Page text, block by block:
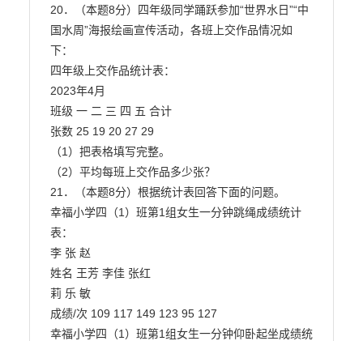
20．（本题8分）四年级同学踊跃参加“世界水日”“中
国水周”海报绘画宣传活动，各班上交作品情况如
下：
四年级上交作品统计表：
2023年4月
班级 一 二 三 四 五 合计
张数 25 19 20 27 29
（1）把表格填写完整。
（2）平均每班上交作品多少张？
21．（本题8分）根据统计表回答下面的问题。
幸福小学四（1）班第1组女生一分钟跳绳成绩统计
表：
李 张 赵
姓名 王芳 李佳 张红
莉 乐 敏
成绩/次 109 117 149 123 95 127
幸福小学四（1）班第1组女生一分钟仰卧起坐成绩统